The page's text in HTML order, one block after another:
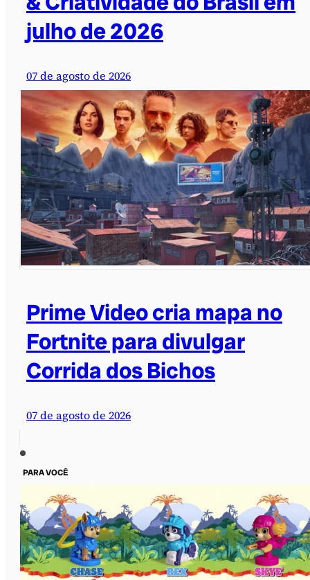
julho de 2026
07 de agosto de 2026
Prime Video cria mapa no
Fortnite para divulgar
Corrida dos Bichos
07 de agosto de 2026
PARA VOCÊ